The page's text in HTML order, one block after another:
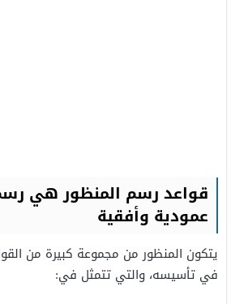
قواعد رسم المنظور هي
عمودية وأفقية
يتكون المنظور من مجموعة كبيرة من
في تأسيسه، والتي تتمثل في: